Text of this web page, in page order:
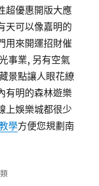
超優惠開版大應
天可以像嘉明的
用來開運招財催
事業, 另有空氣
景點讓人眼花繚
有明的森林遊樂
上娛樂城都很少
學方便您規劃南